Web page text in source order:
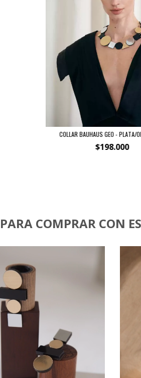
COLLAR BAUHAUS GEO - PLATA/
$198.000
PARA COMPRAR CON